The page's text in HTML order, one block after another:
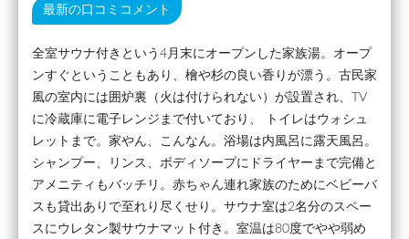
最新の口コミコメント
全室サウナ付きという4月末にオープンした家族湯。オープ
ンすぐということもあり、檜や杉の良い香りが漂う。古民家
風の室内には囲炉裏（火は付けられない）が設置され、TV
に冷蔵庫に電子レンジまで付いており、 トイレはウォシュ
レットまで。家やん、こんなん。浴場は内風呂に露天風呂。
シャンプー、リンス、ボディソープにドライヤーまで完備と
アメニティもバッチリ。赤ちゃん連れ家族のためにベビーバ
スも貸出ありで至れり尽くせり。サウナ室は2名分のスペー
スにウレタン製サウナマット付き。室温は80度でやや弱め